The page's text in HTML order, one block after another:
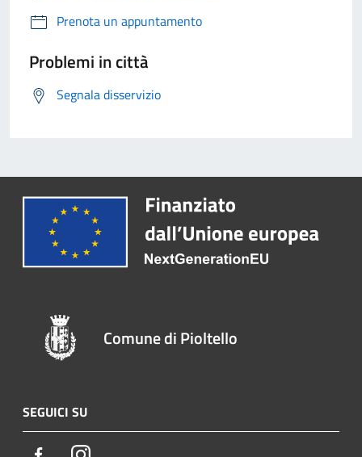
Prenota un appuntamento
Problemi in città
Segnala disservizio
Comune di Pioltello
SEGUICI SU